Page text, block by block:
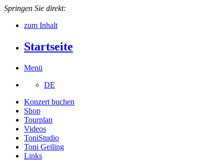
Springen Sie direkt:
zum Inhalt
Startseite
Menü
DE
Konzert buchen
Shop
Tourplan
Videos
ToniStudio
Toni Geiling
Links